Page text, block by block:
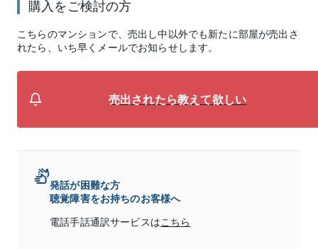
購入をご検討の方
こちらのマンションで、売出し中以外でも新たに部屋が売出さ
れたら、いち早くメールでお知らせします。
売出されたら教えて欲しい
発話が困難な方
聴覚障害をお持ちのお客様へ
電話手話通訳サービスはこちら